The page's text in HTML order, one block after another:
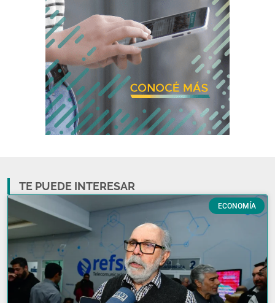
TE PUEDE INTERESAR
ECONOMÍA